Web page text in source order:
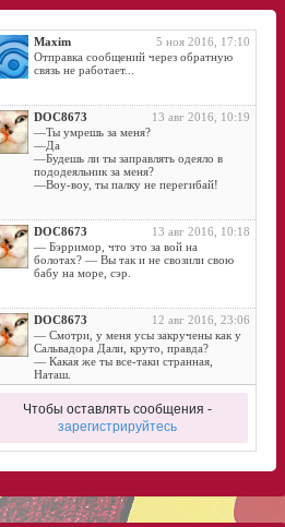
Maxim
5 ноя 2016, 17:10
Отправка сообщений через обратную
связь не работает...
DOC8673
13 авг 2016, 10:19
—Ты умрешь за меня?
—Да
—Будешь ли ты заправлять одеяло в
пододеяльник за меня?
—Воу-воу, ты палку не перегибай!
DOC8673
13 авг 2016, 10:18
— Бэрримор, что это за вой на
болотах? — Вы так и не свозили свою
бабу на море, сэр.
DOC8673
12 авг 2016, 23:06
— Смотри, у меня усы закручены как у
Сальвадора Дали, круто, правда?
— Какая же ты все-таки странная,
Наташ.
DOC8673
11 авг 2016, 14:42
- Ну, отдалась… И где небо?.. Где
DOC8673
11 авг 2016, 11:52
Чтобы оставлять сообщения -
зарегистрируйтесь